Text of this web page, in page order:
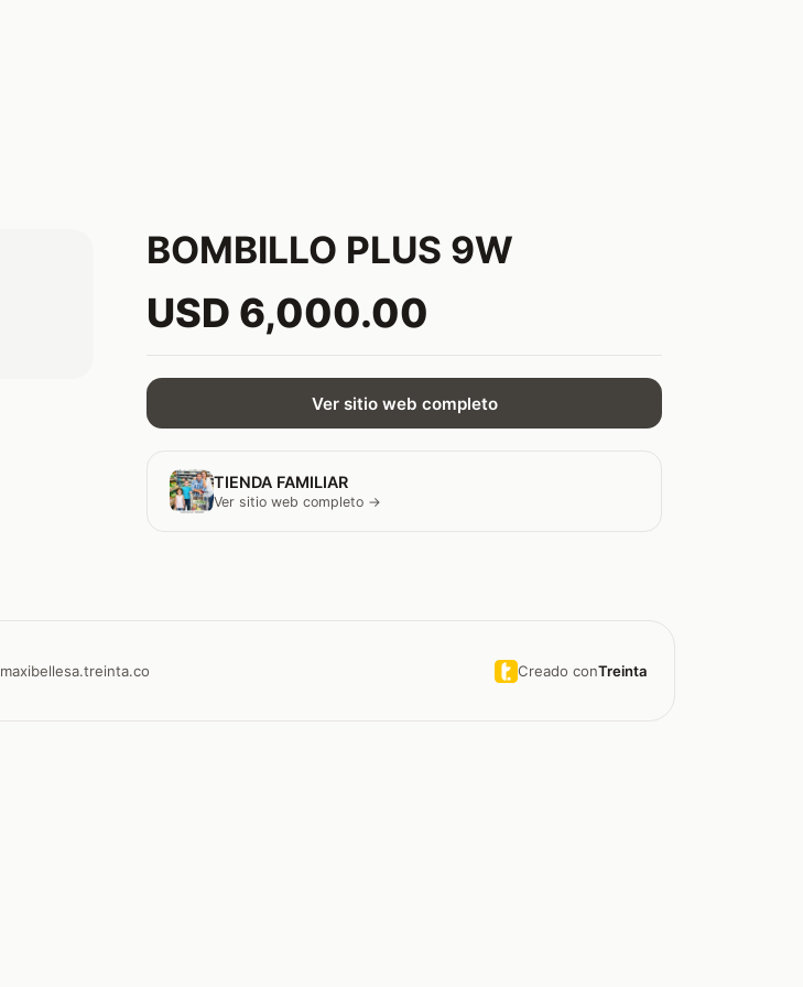
BOMBILLO PLUS 9W
USD 6,000.00
Ver sitio web completo
TIENDA FAMILIAR
Ver sitio web completo →
maxibellesa.treinta.co Creado conTreinta